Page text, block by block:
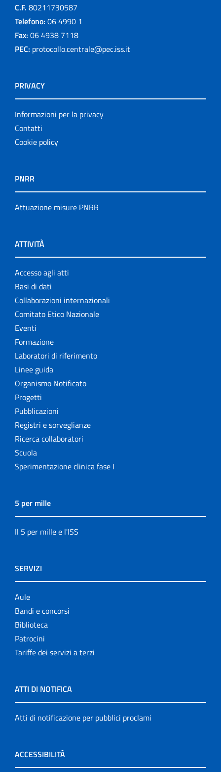
C.F. 80211730587
Telefono: 06 4990 1
Fax: 06 4938 7118
PEC: protocollo.centrale@pec.iss.it
PRIVACY
Informazioni per la privacy
Contatti
Cookie policy
PNRR
Attuazione misure PNRR
ATTIVITÀ
Accesso agli atti
Basi di dati
Collaborazioni internazionali
Comitato Etico Nazionale
Eventi
Formazione
Laboratori di riferimento
Linee guida
Organismo Notificato
Progetti
Pubblicazioni
Registri e sorveglianze
Ricerca collaboratori
Scuola
Sperimentazione clinica fase I
5 per mille
Il 5 per mille e l'ISS
SERVIZI
Aule
Bandi e concorsi
Biblioteca
Patrocini
Tariffe dei servizi a terzi
ATTI DI NOTIFICA
Atti di notificazione per pubblici proclami
ACCESSIBILITÀ